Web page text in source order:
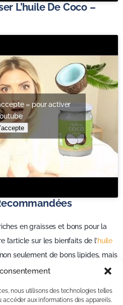
nous utilisons des technologies telles
aux informations des appareils.
L’huile De Coco –
» pour activer
en graisses et bons pour la
l’article sur les bienfaits de l’huile
seulement de bons lipides, mais
d’œil sur le dossier spécial
pas donc à consommer ces